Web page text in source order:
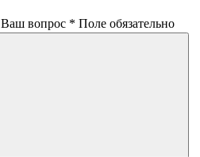
Ваш вопрос * Поле обязательно